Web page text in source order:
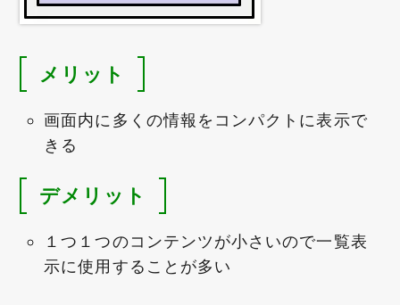
メリット
画面内に多くの情報をコンパクトに表示で
きる
デメリット
１つ１つのコンテンツが小さいので一覧表
示に使用することが多い